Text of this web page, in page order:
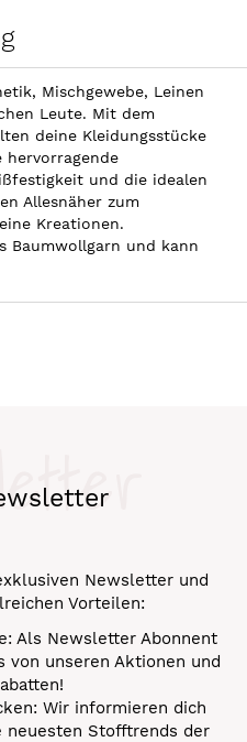
Mischgewebe, Leinen
Leute. Mit dem
deine Kleidungsstücke
hervorragende
und die idealen
Allesnäher zum
Kreationen.
Baumwollgarn und kann
Newsletter und
Vorteilen:
Als Newsletter Abonnent
von unseren Aktionen und
Wir informieren dich
neuesten Stofftrends der